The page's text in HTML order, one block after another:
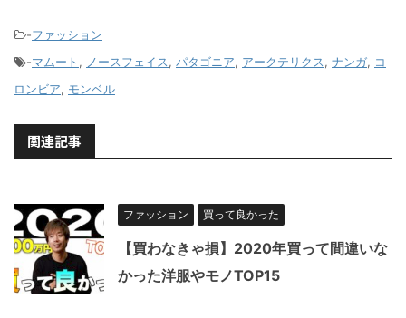
-ファッション
-マムート , ノースフェイス, パタゴニア, アークテリクス, ナンガ, コ
ロンビア, モンベル
関連記事
ファッション 買って良かった
【買わなきゃ損】2020年買って間違いな
かった洋服やモノTOP15